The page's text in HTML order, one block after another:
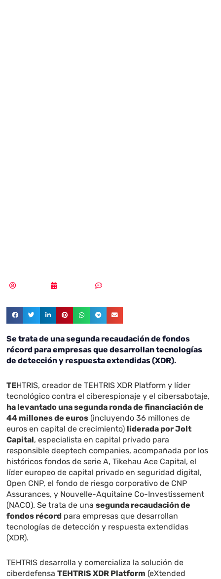
Se trata de una segunda recaudación de fondos
récord para empresas que desarrollan tecnologías
de detección y respuesta extendidas (XDR).
TEHTRIS, creador de TEHTRIS XDR Platform y líder
tecnológico contra el ciberespionaje y el cibersabotaje,
ha levantado una segunda ronda de financiación de
44 millones de euros (incluyendo 36 millones de
euros en capital de crecimiento) liderada por Jolt
Capital, especialista en capital privado para
responsible deeptech companies, acompañada por los
históricos fondos de serie A, Tikehau Ace Capital, el
líder europeo de capital privado en seguridad digital,
Open CNP, el fondo de riesgo corporativo de CNP
Assurances, y Nouvelle-Aquitaine Co-Investissement
(NACO). Se trata de unasegunda recaudación de
fondos récord para empresas que desarrollan
tecnologías de detección y respuesta extendidas
(XDR).
TEHTRIS desarrolla y comercializa la solución de
ciberdefensaTEHTRIS XDR Platform (eXtended